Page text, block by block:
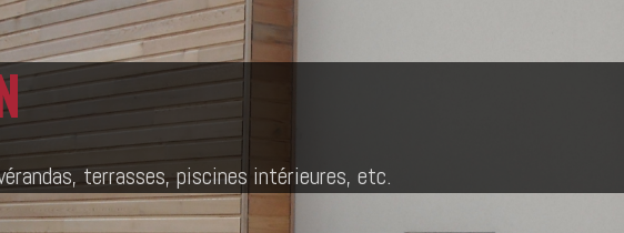
terrasses, piscines intérieures, etc.